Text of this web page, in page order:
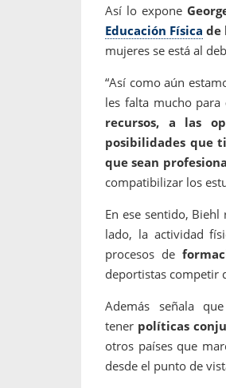
Así lo expone
Educación Física de
mujeres se está al
“Así como aún
les falta mucho para
recursos, a las
posibilidades que
que sean
compatibilizar los
En ese sentido,
lado, la actividad
procesos de
deportistas competir
Además señala
tener políticas
otros países que
desde el punto de